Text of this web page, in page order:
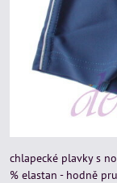
chlapecké plavky s
% elastan - hodně